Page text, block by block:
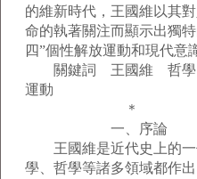
的維新時代，王國維以其
命的執著關注而顯示出獨
四”個性解放運動和現代意
關鍵詞 王國維 哲學
運動
＊
一、序論
王國維是近代史上的一
學、哲學等諸多領域都作